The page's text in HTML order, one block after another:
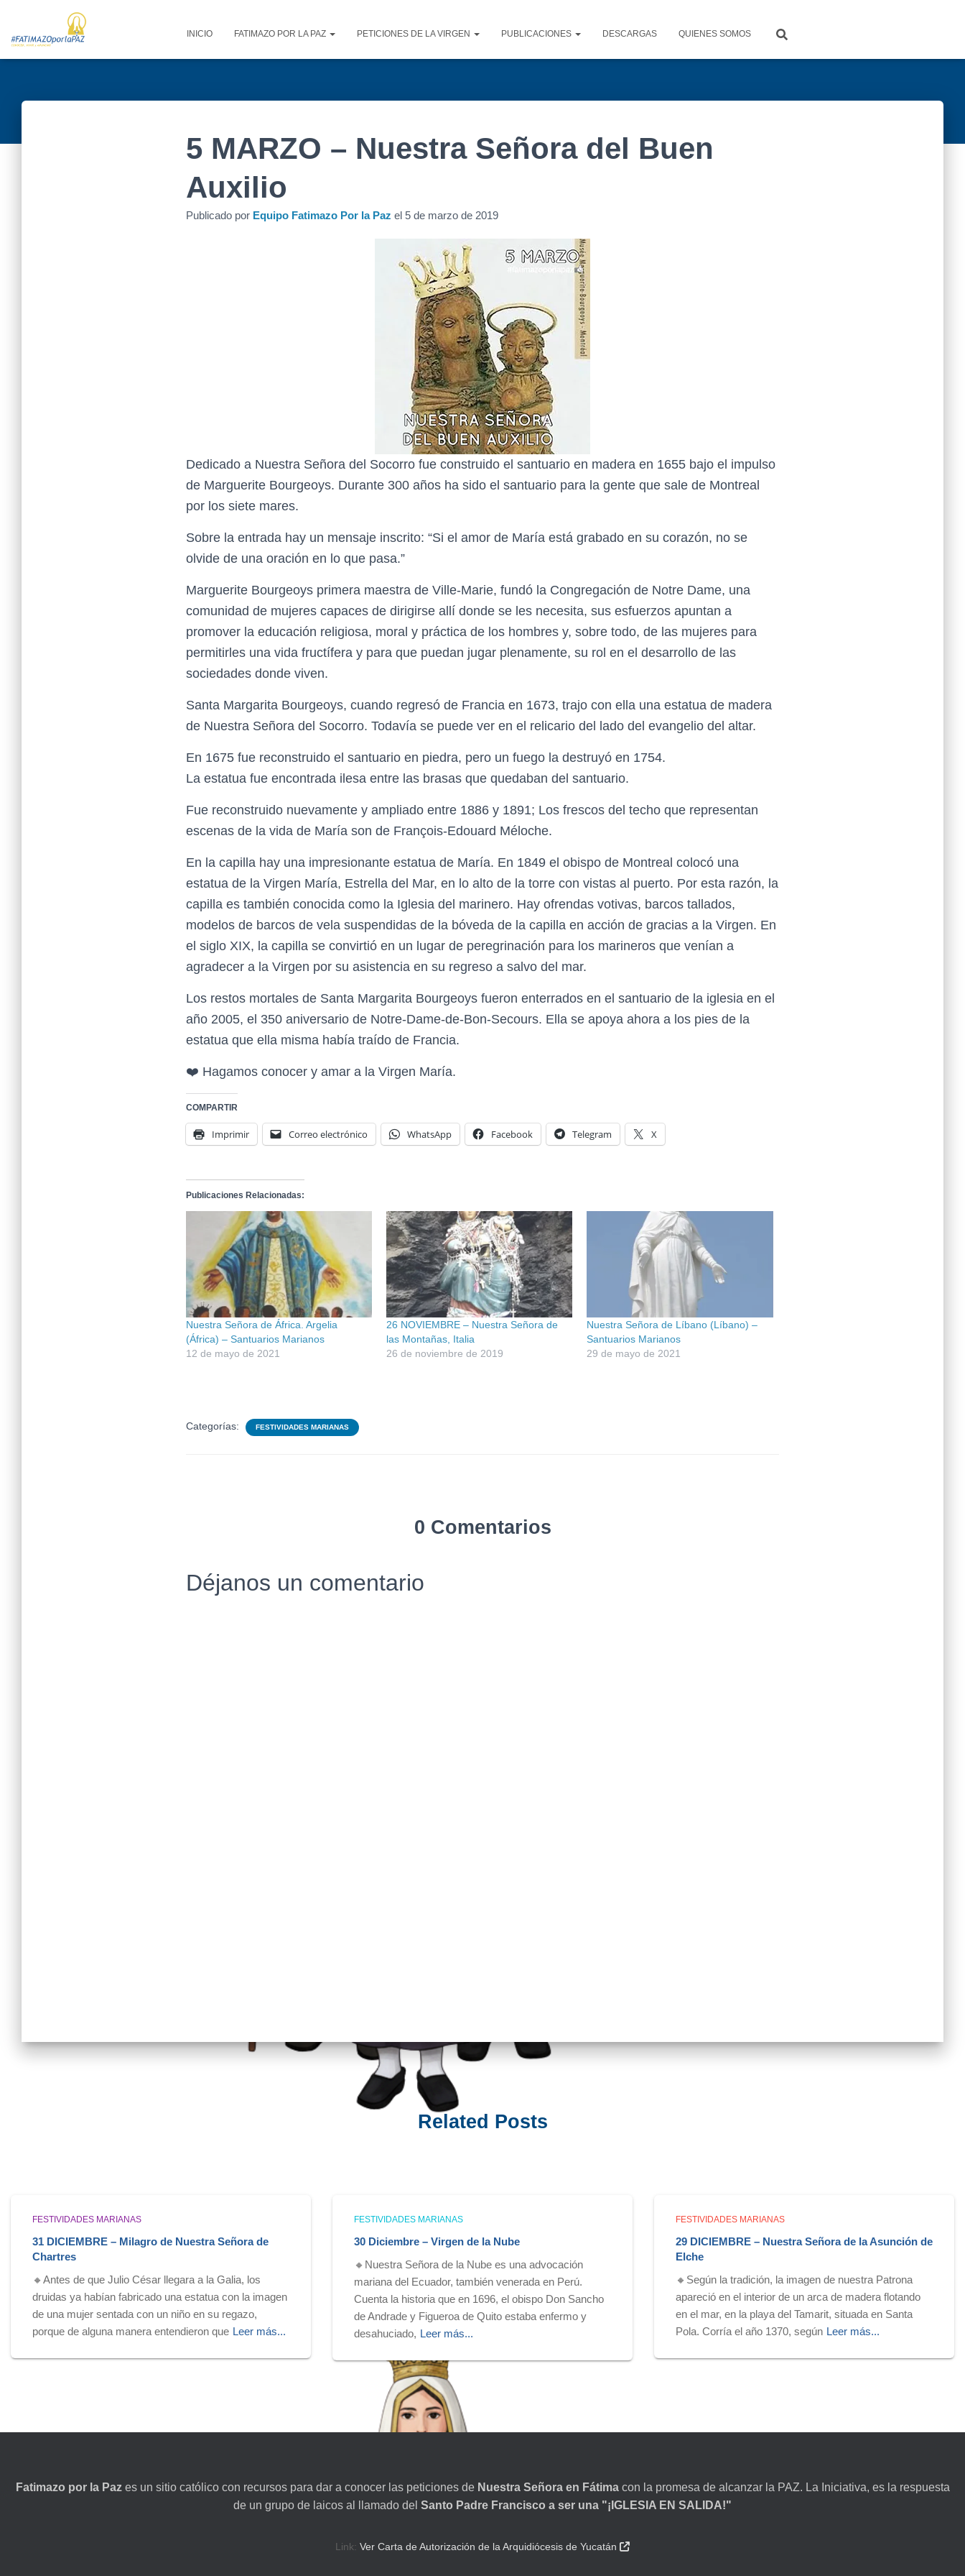
INICIO FATIMAZO POR LA PAZ PETICIONES DE LA VIRGEN PUBLICACIONES DESCARGAS QUIENES SOMOS
5 MARZO – Nuestra Señora del Buen
Auxilio
Publicado por Equipo Fatimazo Por la Paz el 5 de marzo de 2019
Dedicado a Nuestra Señora del Socorro fue construido el santuario en madera en 1655 bajo el impulso
de Marguerite Bourgeoys. Durante 300 años ha sido el santuario para la gente que sale de Montreal
por los siete mares.
Sobre la entrada hay un mensaje inscrito: “Si el amor de María está grabado en su corazón, no se
olvide de una oración en lo que pasa.”
Marguerite Bourgeoys primera maestra de Ville-Marie, fundó la Congregación de Notre Dame, una
comunidad de mujeres capaces de dirigirse allí donde se les necesita, sus esfuerzos apuntan a
promover la educación religiosa, moral y práctica de los hombres y, sobre todo, de las mujeres para
permitirles una vida fructífera y para que puedan jugar plenamente, su rol en el desarrollo de las
sociedades donde viven.
Santa Margarita Bourgeoys, cuando regresó de Francia en 1673, trajo con ella una estatua de madera
de Nuestra Señora del Socorro. Todavía se puede ver en el relicario del lado del evangelio del altar.
En 1675 fue reconstruido el santuario en piedra, pero un fuego la destruyó en 1754.
La estatua fue encontrada ilesa entre las brasas que quedaban del santuario.
Fue reconstruido nuevamente y ampliado entre 1886 y 1891; Los frescos del techo que representan
escenas de la vida de María son de François-Edouard Méloche.
En la capilla hay una impresionante estatua de María. En 1849 el obispo de Montreal colocó una
estatua de la Virgen María, Estrella del Mar, en lo alto de la torre con vistas al puerto. Por esta razón, la
capilla es también conocida como la Iglesia del marinero. Hay ofrendas votivas, barcos tallados,
modelos de barcos de vela suspendidas de la bóveda de la capilla en acción de gracias a la Virgen. En
el siglo XIX, la capilla se convirtió en un lugar de peregrinación para los marineros que venían a
agradecer a la Virgen por su asistencia en su regreso a salvo del mar.
Los restos mortales de Santa Margarita Bourgeoys fueron enterrados en el santuario de la iglesia en el
año 2005, el 350 aniversario de Notre-Dame-de-Bon-Secours. Ella se apoya ahora a los pies de la
estatua que ella misma había traído de Francia.
❤️ Hagamos conocer y amar a la Virgen María.
COMPARTIR
Imprimir Correo electrónico WhatsApp Facebook Telegram X
Publicaciones Relacionadas:
Nuestra Señora de África. Argelia
(África) – Santuarios Marianos
12 de mayo de 2021
26 NOVIEMBRE – Nuestra Señora de
las Montañas, Italia
26 de noviembre de 2019
Nuestra Señora de Líbano (Líbano) –
Santuarios Marianos
29 de mayo de 2021
Categorías: FESTIVIDADES MARIANAS
0 Comentarios
Déjanos un comentario
Related Posts
FESTIVIDADES MARIANAS
31 DICIEMBRE – Milagro de Nuestra Señora de
Chartres
🔸Antes de que Julio César llegara a la Galia, los
druidas ya habían fabricado una estatua con la imagen
de una mujer sentada con un niño en su regazo,
porque de alguna manera entendieron que Leer más...
FESTIVIDADES MARIANAS
30 Diciembre – Virgen de la Nube
🔸Nuestra Señora de la Nube es una advocación
mariana del Ecuador, también venerada en Perú.
Cuenta la historia que en 1696, el obispo Don Sancho
de Andrade y Figueroa de Quito estaba enfermo y
desahuciado, Leer más...
FESTIVIDADES MARIANAS
29 DICIEMBRE – Nuestra Señora de la Asunción de
Elche
🔸Según la tradición, la imagen de nuestra Patrona
apareció en el interior de un arca de madera flotando
en el mar, en la playa del Tamarit, situada en Santa
Pola. Corría el año 1370, según Leer más...
Fatimazo por la Pazes un sitio católico con recursos para dar a conocer las peticiones de Nuestra Señora en Fátimacon la promesa de alcanzar la PAZ. La Iniciativa, es la respuesta
de un grupo de laicos al llamado del Santo Padre Francisco a ser una "¡IGLESIA EN SALIDA!"
Link: Ver Carta de Autorización de la Arquidiócesis de Yucatán 